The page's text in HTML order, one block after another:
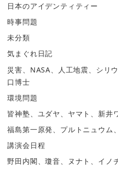
日本のアイデンティティー
時事問題
未分類
気まぐれ日記
災害、NASA、人工地震、シリ
口博士
環境問題
皆神塾、ユダヤ、ヤマト、新井
福島第一原発、プルトニュウム
講演会日程
野田内閣、瓊音、ヌナト、イノ